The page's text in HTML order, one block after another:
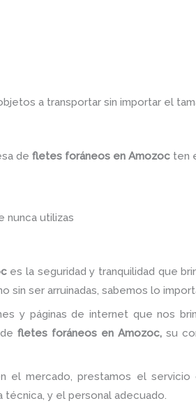
a transportar sin importar el
defletes foráneos en Amozoc ten
nunca utilizas
es la seguridad y tranquilidad que
sin ser arruinadas, sabemos lo
y páginas de internet que nos
defletes foráneos en Amozoc,su
el mercado, prestamos el
técnica, y el personal adecuado.